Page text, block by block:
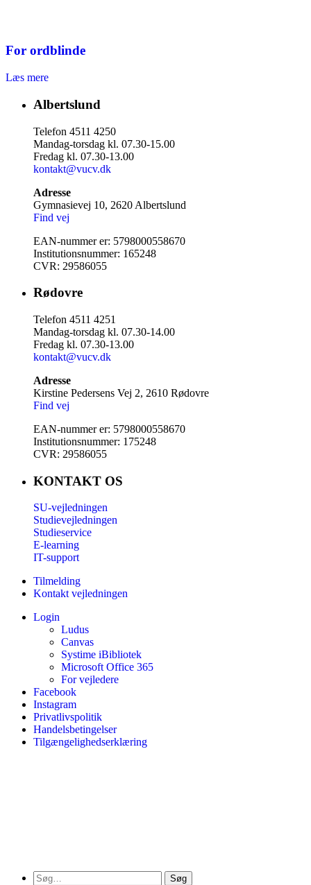
For ordblinde
Læs mere
Albertslund
Telefon 4511 4250
Mandag-torsdag kl. 07.30-15.00
Fredag kl. 07.30-13.00
kontakt@vucv.dk
Adresse
Gymnasievej 10, 2620 Albertslund
Find vej
EAN-nummer er: 5798000558670
Institutionsnummer: 165248
CVR: 29586055
Rødovre
Telefon 4511 4251
Mandag-torsdag kl. 07.30-14.00
Fredag kl. 07.30-13.00
kontakt@vucv.dk
Adresse
Kirstine Pedersens Vej 2, 2610 Rødovre
Find vej
EAN-nummer er: 5798000558670
Institutionsnummer: 175248
CVR: 29586055
KONTAKT OS
SU-vejledningen
Studievejledningen
Studieservice
E-learning
IT-support
Tilmelding
Kontakt vejledningen
Login
Ludus
Canvas
Systime iBibliotek
Microsoft Office 365
For vejledere
Facebook
Instagram
Privatlivspolitik
Handelsbetingelser
Tilgængelighedserklæring
Søg